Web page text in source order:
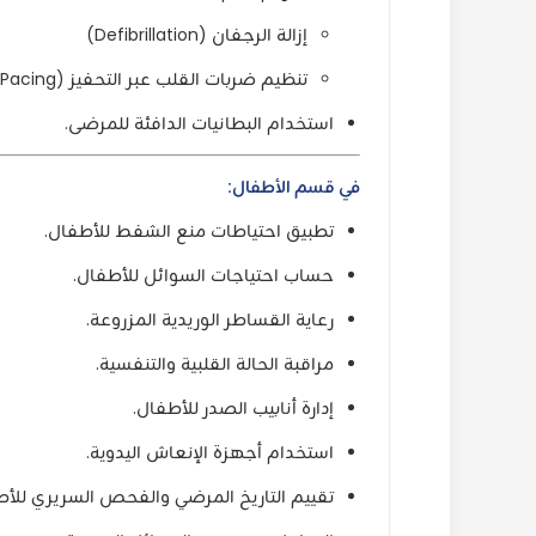
إزالة الرجفان (Defibrillation)
تنظيم ضربات القلب عبر التحفيز (Pacing)
استخدام البطانيات الدافئة للمرضى.
في قسم الأطفال:
تطبيق احتياطات منع الشفط للأطفال.
حساب احتياجات السوائل للأطفال.
رعاية القساطر الوريدية المزروعة.
مراقبة الحالة القلبية والتنفسية.
إدارة أنابيب الصدر للأطفال.
استخدام أجهزة الإنعاش اليدوية.
تقييم التاريخ المرضي والفحص السريري